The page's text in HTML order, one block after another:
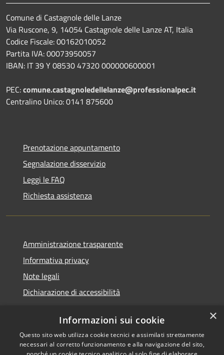
Comune di Castagnole delle Lanze
Via Ruscone, 9, 14054 Castagnole delle Lanze AT, Italia
Codice Fiscale: 00162010052
Partita IVA: 00073950057
IBAN: IT 39 Y 08530 47320 000000600001
PEC:comune.castagnoledellelanze@professionalpec.it
Centralino Unico: 0141 875600
Prenotazione appuntamento
Segnalazione disservizio
Leggi le FAQ
Richiesta assistenza
Amministrazione trasparente
Informativa privacy
Note legali
Dichiarazione di accessibilità
RSS
Comune convenzionato
×
Informazioni sui cookie
Questo sito web utilizza cookie tecnici e assimilati strettamente
necessari al corretto funzionamento e alla navigazione del sito,